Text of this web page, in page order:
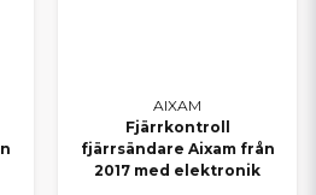
AIXAM
Fjärrkontroll
fjärrsändare Aixam från
2017 med elektronik